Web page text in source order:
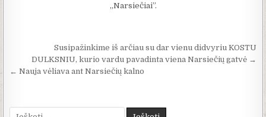
„Narsiečiai”.
Navigacija tarp įrašų
Susipažinkime iš arčiau su dar vienu didvyriu KOSTU
DULKSNIU, kurio vardu pavadinta viena Narsiečių gatvė →
← Nauja vėliava ant Narsiečių kalno
Ieškoti: